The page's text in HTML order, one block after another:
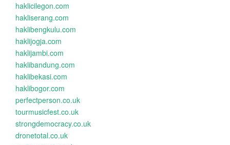
haklicilegon.com
hakliserang.com
haklibengkulu.com
haklijogja.com
haklijambi.com
haklibandung.com
haklibekasi.com
haklibogor.com
perfectperson.co.uk
tourmusicfest.co.uk
strongdemocracy.co.uk
dronetotal.co.uk